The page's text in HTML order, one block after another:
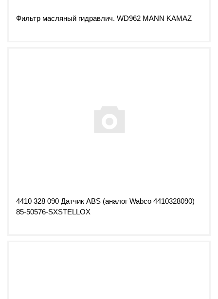
Фильтр масляный гидравлич. WD962 MANN KAMAZ
4410 328 090 Датчик ABS (аналог Wabco 4410328090)
85-50576-SXSTELLOX